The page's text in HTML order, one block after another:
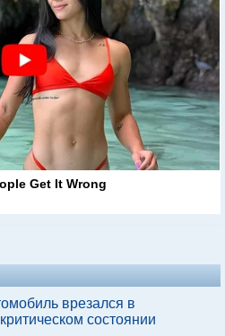
Get It Wrong
врезался в
состоянии